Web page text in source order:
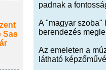
Sas
padnak a
A "magyar szoba"
berendezés
Az emeleten a
látható